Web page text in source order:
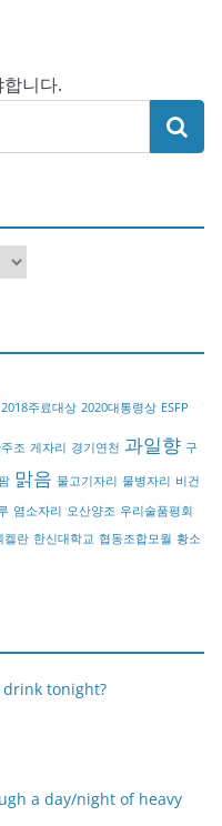
니다.
2018주료대상 2020대통령상 ESFP
조 게자리 경기연천 과일향 구
맑음 물고기자리 물병자리 비건
염소자리 오산양조 우리술품평회
켈란 한신대학교 협동조합모월 황소
drink tonight?
a day/night of heavy